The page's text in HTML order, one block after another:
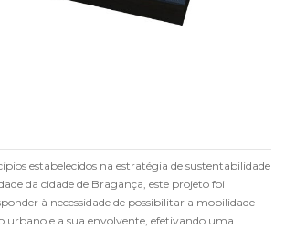
estabelecidos na estratégia de sustentabilidade
da cidade de Bragança, este projeto foi
à necessidade de possibilitar a mobilidade
urbano e a sua envolvente, efetivando uma